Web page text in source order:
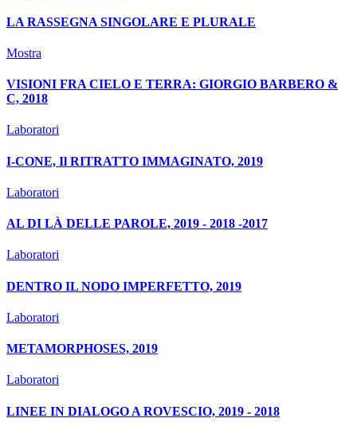
LA RASSEGNA SINGOLARE E PLURALE
Mostra
VISIONI FRA CIELO E TERRA: GIORGIO BARBERO &
C, 2018
Laboratori
I-CONE, Il RITRATTO IMMAGINATO, 2019
Laboratori
AL DI LÀ DELLE PAROLE, 2019 - 2018 -2017
Laboratori
DENTRO IL NODO IMPERFETTO, 2019
Laboratori
METAMORPHOSES, 2019
Laboratori
LINEE IN DIALOGO A ROVESCIO, 2019 - 2018